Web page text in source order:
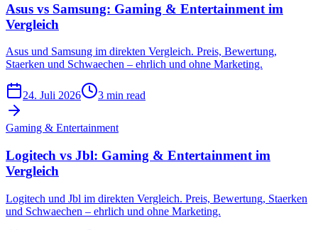
Asus vs Samsung: Gaming & Entertainment im
Vergleich
Asus und Samsung im direkten Vergleich. Preis, Bewertung,
Staerken und Schwaechen – ehrlich und ohne Marketing.
24. Juli 2026 3 min read
Gaming & Entertainment
Logitech vs Jbl: Gaming & Entertainment im
Vergleich
Logitech und Jbl im direkten Vergleich. Preis, Bewertung, Staerken
und Schwaechen – ehrlich und ohne Marketing.